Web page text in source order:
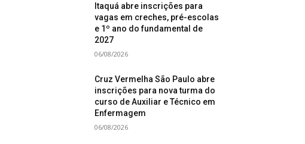
Itaquá abre inscrições para
vagas em creches, pré-escolas
e 1º ano do fundamental de
2027
06/08/2026
Cruz Vermelha São Paulo abre
inscrições para nova turma do
curso de Auxiliar e Técnico em
Enfermagem
06/08/2026